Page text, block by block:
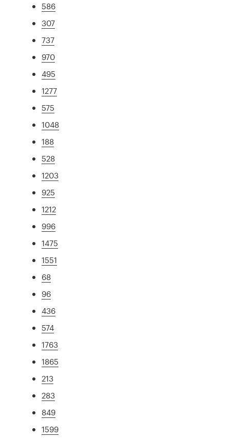
586
307
737
970
495
1277
575
1048
188
528
1203
925
1212
996
1475
1551
68
96
436
574
1763
1865
213
283
849
1599